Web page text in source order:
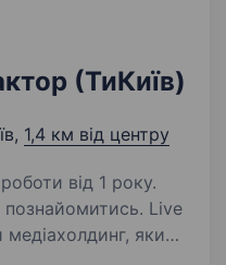
(ТиКиїв)
1,4 км від центру
від 1 року.
Live
який